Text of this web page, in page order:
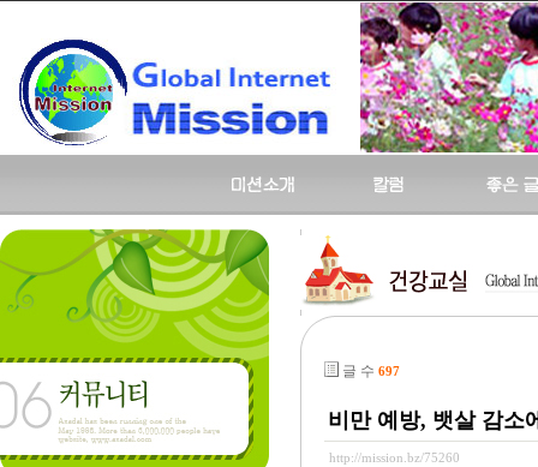
글 수 697
비만 예방, 뱃살 감소
http://mission.bz/75260